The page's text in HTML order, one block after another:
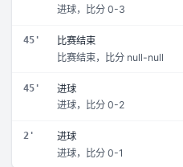
进球，比分 0-3
45'
比赛结束
比赛结束，比分 null-null
45'
进球
进球，比分 0-2
2'
进球
进球，比分 0-1